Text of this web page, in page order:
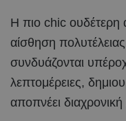
Η πιο chic ουδέτερη
αίσθηση
συνδυάζονται
λεπτομέρειες,
αποπνέει